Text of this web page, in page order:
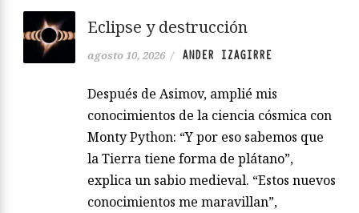
Eclipse y destrucción
agosto 10, 2026 / ANDER IZAGIRRE
Después de Asimov, amplié mis
conocimientos de la ciencia cósmica con
Monty Python: “Y por eso sabemos que
la Tierra tiene forma de plátano”,
explica un sabio medieval. “Estos nuevos
conocimientos me maravillan”,